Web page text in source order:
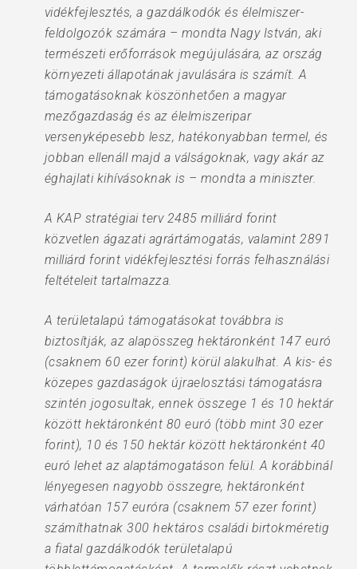
vidékfejlesztés, a gazdálkodók és élelmiszer-
feldolgozók számára – mondta Nagy István, aki
természeti erőforrások megújulására, az ország
környezeti állapotának javulására is számít. A
támogatásoknak köszönhetően a magyar
mezőgazdaság és az élelmiszeripar
versenyképesebb lesz, hatékonyabban termel, és
jobban ellenáll majd a válságoknak, vagy akár az
éghajlati kihívásoknak is – mondta a miniszter.
A KAP stratégiai terv 2485 milliárd forint
közvetlen ágazati agrártámogatás, valamint 2891
milliárd forint vidékfejlesztési forrás felhasználási
feltételeit tartalmazza.
A területalapú támogatásokat továbbra is
biztosítják, az alapösszeg hektáronként 147 euró
(csaknem 60 ezer forint) körül alakulhat. A kis- és
közepes gazdaságok újraelosztási támogatásra
szintén jogosultak, ennek összege 1 és 10 hektár
között hektáronként 80 euró (több mint 30 ezer
forint), 10 és 150 hektár között hektáronként 40
euró lehet az alaptámogatáson felül. A korábbinál
lényegesen nagyobb összegre, hektáronként
várhatóan 157 euróra (csaknem 57 ezer forint)
számíthatnak 300 hektáros családi birtokméretig
a fiatal gazdálkodók területalapú